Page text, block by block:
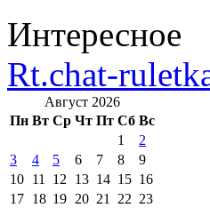
Интересное
Rt.chat-
Август 2026
Пн Вт Ср Чт Пт Сб Вс
1
2
3
4 5 6 7 8
9
10 11 12 13 14 15 16
17 18 19 20 21 22 23